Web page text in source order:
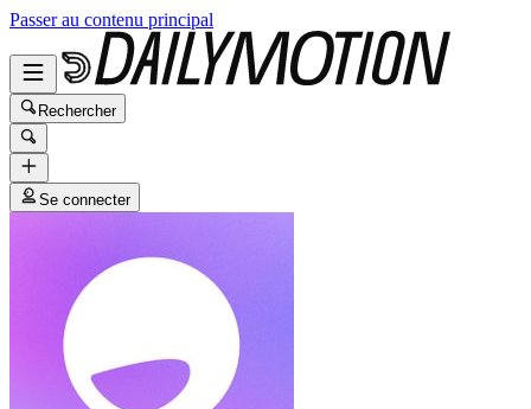
Passer au contenu principal
Rechercher
Se connecter